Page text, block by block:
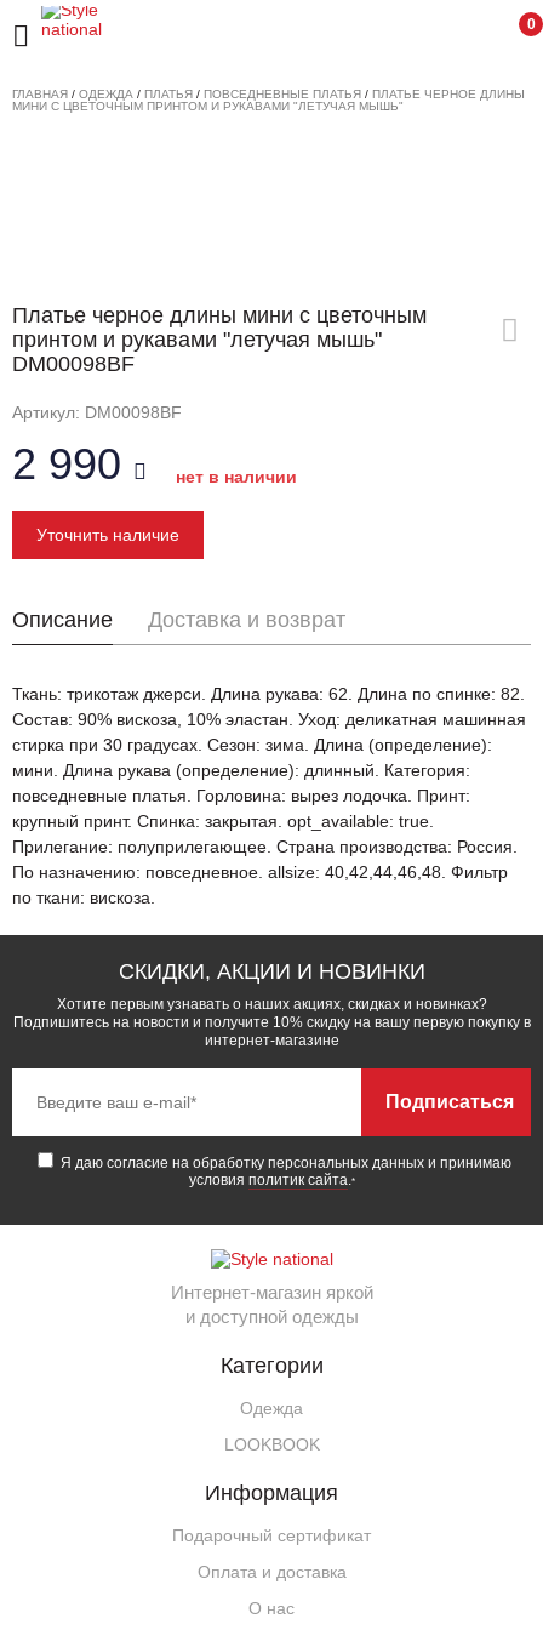
0
ГЛАВНАЯ / ОДЕЖДА / ПЛАТЬЯ / ПОВСЕДНЕВНЫЕ ПЛАТЬЯ / ПЛАТЬЕ ЧЕРНОЕ ДЛИНЫ
МИНИ С ЦВЕТОЧНЫМ ПРИНТОМ И РУКАВАМИ "ЛЕТУЧАЯ МЫШЬ"
Платье черное длины мини с цветочным
принтом и рукавами "летучая мышь"
DM00098BF
Артикул: DM00098BF
2 990 нет в наличии
Уточнить наличие
Описание Доставка и возврат
Ткань: трикотаж джерси. Длина рукава: 62. Длина по спинке: 82.
Состав: 90% вискоза, 10% эластан. Уход: деликатная машинная
стирка при 30 градусах. Сезон: зима. Длина (определение):
мини. Длина рукава (определение): длинный. Категория:
повседневные платья. Горловина: вырез лодочка. Принт:
крупный принт. Спинка: закрытая. opt_available: true.
Прилегание: полуприлегающее. Страна производства: Россия.
По назначению: повседневное. allsize: 40,42,44,46,48. Фильтр
по ткани: вискоза.
СКИДКИ, АКЦИИ И НОВИНКИ
Хотите первым узнавать о наших акциях, скидках и новинках?
Подпишитесь на новости и получите 10% скидку на вашу первую покупку в
интернет-магазине
Я даю согласие на обработку персональных данных и принимаю
условия политик сайта.*
Подписаться
Интернет-магазин яркой
и доступной одежды
Категории
Одежда
LOOKBOOK
Информация
Подарочный сертификат
Оплата и доставка
О нас